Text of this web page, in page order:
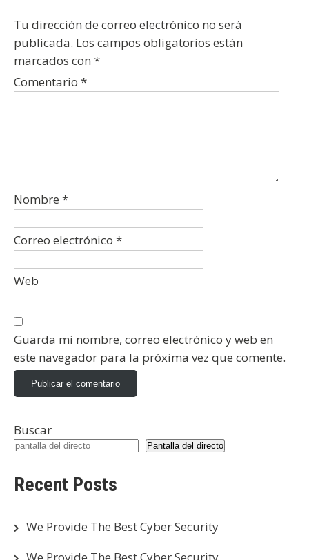
Tu dirección de correo electrónico no será
publicada. Los campos obligatorios están
marcados con *
Comentario *
Nombre *
Correo electrónico *
Web
Guarda mi nombre, correo electrónico y web en
este navegador para la próxima vez que comente.
Buscar
Pantalla del directo
Recent Posts
We Provide The Best Cyber Security